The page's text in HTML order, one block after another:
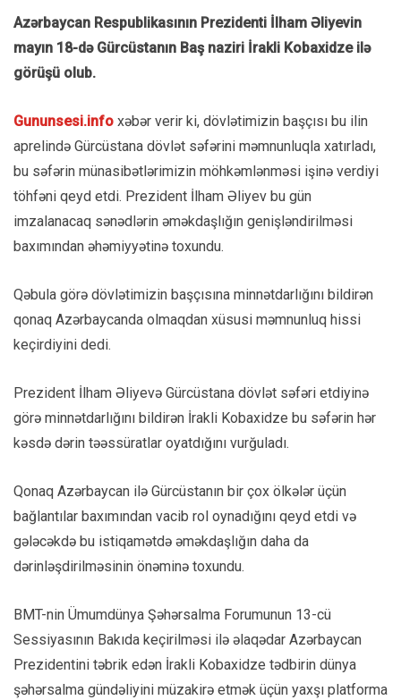
Azərbaycan Respublikasının Prezidenti İlham Əliyevin
mayın 18-də Gürcüstanın Baş naziri İrakli Kobaxidze ilə
görüşü olub.
Gununsesi.info xəbər verir ki, dövlətimizin başçısı bu ilin
aprelində Gürcüstana dövlət səfərini məmnunluqla xatırladı,
bu səfərin münasibətlərimizin möhkəmlənməsi işinə verdiyi
töhfəni qeyd etdi. Prezident İlham Əliyev bu gün
imzalanacaq sənədlərin əməkdaşlığın genişləndirilməsi
baxımından əhəmiyyətinə toxundu.
Qəbula görə dövlətimizin başçısına minnətdarlığını bildirən
qonaq Azərbaycanda olmaqdan xüsusi məmnunluq hissi
keçirdiyini dedi.
Prezident İlham Əliyevə Gürcüstana dövlət səfəri etdiyinə
görə minnətdarlığını bildirən İrakli Kobaxidze bu səfərin hər
kəsdə dərin təəssüratlar oyatdığını vurğuladı.
Qonaq Azərbaycan ilə Gürcüstanın bir çox ölkələr üçün
bağlantılar baxımından vacib rol oynadığını qeyd etdi və
gələcəkdə bu istiqamətdə əməkdaşlığın daha da
dərinləşdirilməsinin önəminə toxundu.
BMT-nin Ümumdünya Şəhərsalma Forumunun 13-cü
Sessiyasının Bakıda keçirilməsi ilə əlaqədar Azərbaycan
Prezidentini təbrik edən İrakli Kobaxidze tədbirin dünya
şəhərsalma gündəliyini müzakirə etmək üçün yaxşı platforma